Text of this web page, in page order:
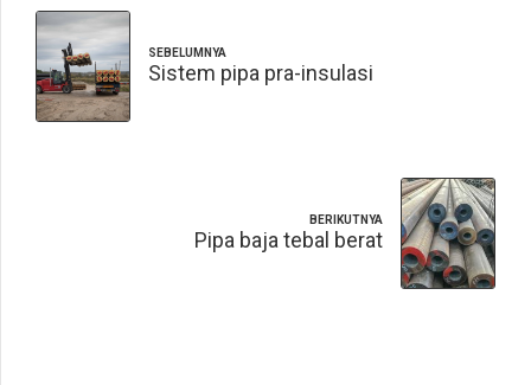
SEBELUMNYA
Sistem pipa pra-insulasi
BERIKUTNYA
Pipa baja tebal berat